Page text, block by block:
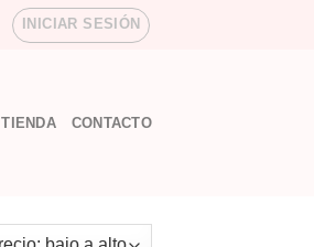
INICIAR SESIÓN
TIENDA CONTACTO